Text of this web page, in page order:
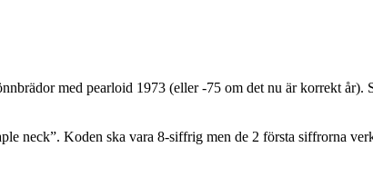
med pearloid 1973 (eller -75 om det nu är korrekt
neck”. Koden ska vara 8-siffrig men de 2 första siffrorna